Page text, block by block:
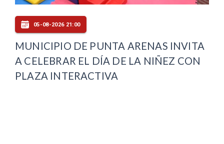
05-08-2026 21:00
MUNICIPIO DE PUNTA ARENAS INVITA
A CELEBRAR EL DÍA DE LA NIÑEZ CON
PLAZA INTERACTIVA